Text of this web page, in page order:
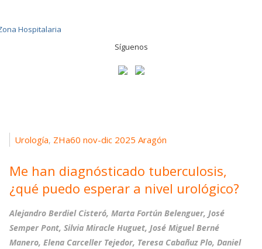
Síguenos
Urología, ZHa60 nov-dic 2025 Aragón
Me han diagnósticado tuberculosis,
¿qué puedo esperar a nivel urológico?
Alejandro Berdiel Cisteró, Marta Fortún Belenguer, José
Semper Pont, Silvia Miracle Huguet, José Miguel Berné
Manero, Elena Carceller Tejedor, Teresa Cabañuz Plo, Daniel